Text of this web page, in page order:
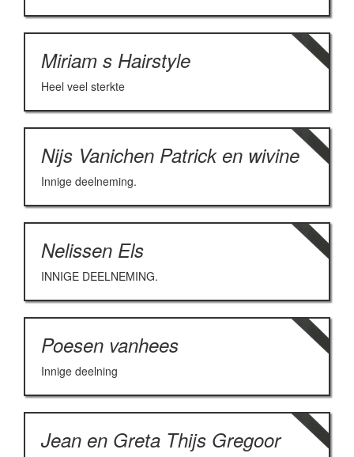
Miriam s Hairstyle
Heel veel sterkte
Nijs Vanichen Patrick en wivine
Innige deelneming.
Nelissen Els
INNIGE DEELNEMING.
Poesen vanhees
Innige deelning
Jean en Greta Thijs Gregoor